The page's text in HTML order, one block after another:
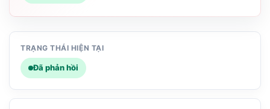
TRẠNG THÁI HIỆN TẠI
Đã phản hồi